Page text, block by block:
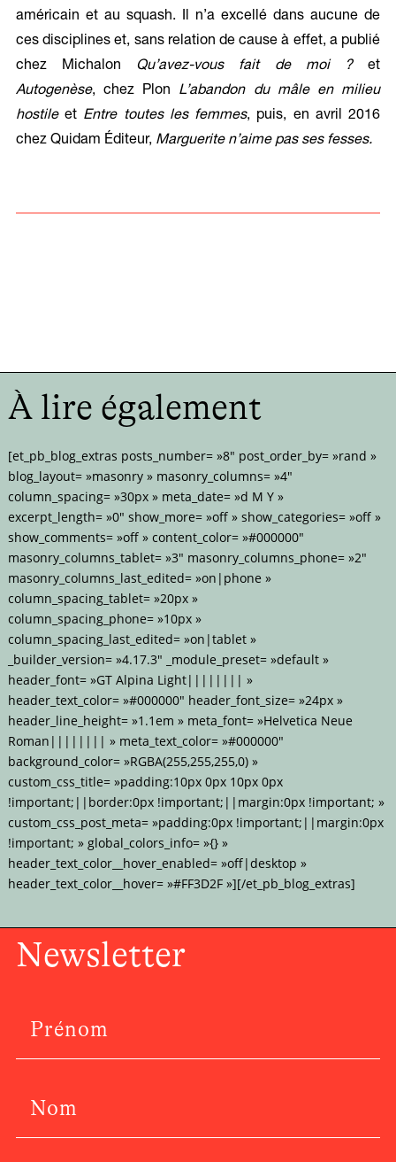
américain et au squash. Il n’a excellé dans aucune de
ces disciplines et, sans relation de cause à effet, a publié
chez Michalon Qu’avez-vous fait de moi ?et
Autogenèse, chez Plon L’abandon du mâle en milieu
hostileet Entre toutes les femmes, puis, en avril 2016
chez Quidam Éditeur, Marguerite n’aime pas ses fesses.
À lire également
[et_pb_blog_extras posts_number= »8″ post_order_by= »rand »
blog_layout= »masonry » masonry_columns= »4″
column_spacing= »30px » meta_date= »d M Y »
excerpt_length= »0″ show_more= »off » show_categories= »off »
show_comments= »off » content_color= »#000000″
masonry_columns_tablet= »3″ masonry_columns_phone= »2″
masonry_columns_last_edited= »on|phone »
column_spacing_tablet= »20px »
column_spacing_phone= »10px »
column_spacing_last_edited= »on|tablet »
_builder_version= »4.17.3″ _module_preset= »default »
header_font= »GT Alpina Light|||||||| »
header_text_color= »#000000″ header_font_size= »24px »
header_line_height= »1.1em » meta_font= »Helvetica Neue
Roman|||||||| » meta_text_color= »#000000″
background_color= »RGBA(255,255,255,0) »
custom_css_title= »padding:10px 0px 10px 0px
!important;||border:0px !important;||margin:0px !important; »
custom_css_post_meta= »padding:0px !important;||margin:0px
!important; » global_colors_info= »{} »
header_text_color__hover_enabled= »off|desktop »
header_text_color__hover= »#FF3D2F »][/et_pb_blog_extras]
Newsletter